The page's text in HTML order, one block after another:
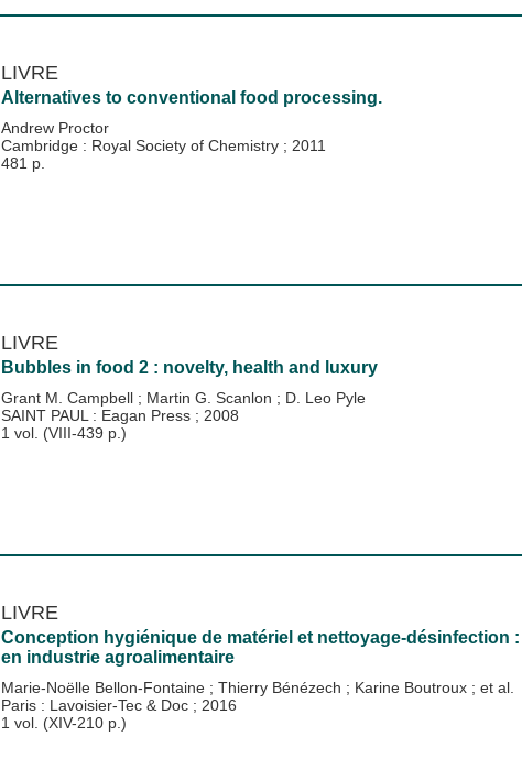
LIVRE
Alternatives to conventional food processing.
Andrew Proctor
Cambridge : Royal Society of Chemistry ; 2011
481 p.
LIVRE
Bubbles in food 2 : novelty, health and luxury
Grant M. Campbell ; Martin G. Scanlon ; D. Leo Pyle
SAINT PAUL : Eagan Press ; 2008
1 vol. (VIII-439 p.)
LIVRE
Conception hygiénique de matériel et nettoyage-désinfection
en industrie agroalimentaire
Marie-Noëlle Bellon-Fontaine ; Thierry Bénézech ; Karine Boutroux ; et al.
Paris : Lavoisier-Tec & Doc ; 2016
1 vol. (XIV-210 p.)